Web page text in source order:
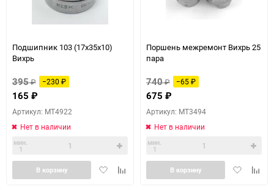
Подшипник 103 (17x35x10)
Вихрь
395₽ −230 ₽
165 ₽
Артикул: MT4922
Нет в наличии
мин.
1
ДобавитьДобавить
В корзину
Поршень межремонт Вихрь 25
пара
740₽ −65₽
675 ₽
Артикул: MT3494
Нет в наличии
мин.
1
Добавить
В корзину